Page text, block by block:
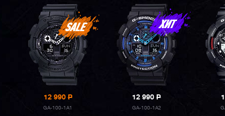
12 990P
GA-100-1A1
12 990P
GA-100-1A2